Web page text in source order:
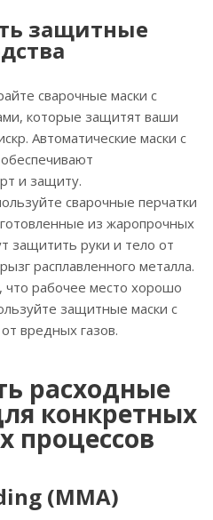
защитные
сварочные маски с
которые защитят ваши
Автоматические маски с
и защиту.
сварочные перчатки
из жаропрочных
защитить руки и тело от
расплавленного металла.
что рабочее место хорошо
защитные маски с
вредных газов.
расходные
конкретных
процессов
(MMA)